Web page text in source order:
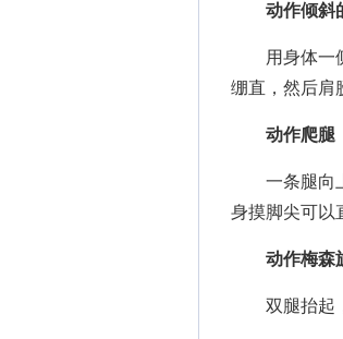
动作倾斜
用身体一侧
绷直，然后肩
动作爬腿
一条腿向上
身摸脚尖可以
动作梅森
双腿抬起，